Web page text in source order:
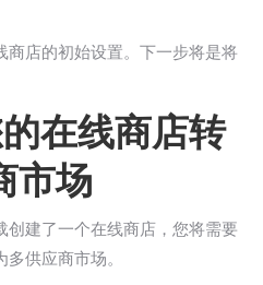
商店的初始设置。下一步将是将
在线商店转
市场
创建了一个在线商店，您将需要
供应商市场。